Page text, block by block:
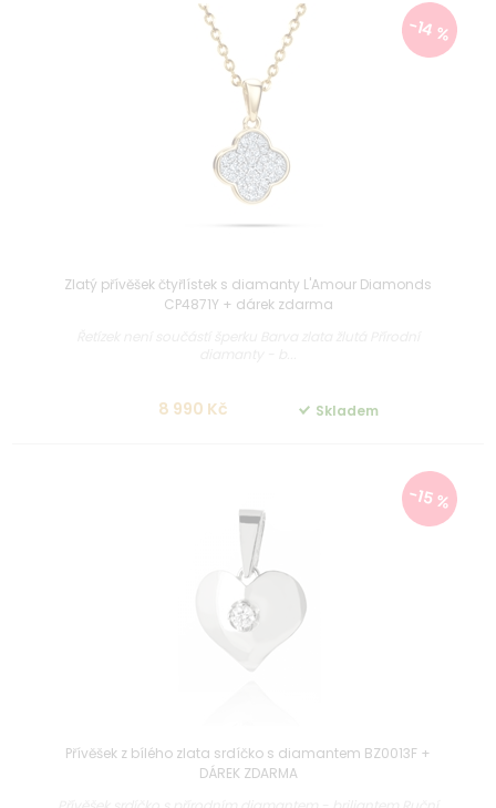
-14 %
Zlatý přívěšek čtyřlístek s diamanty L'Amour Diamonds
CP4871Y + dárek zdarma
8 990 Kč Skladem
-15 %
Přívěšek z bílého zlata srdíčko s diamantem BZ0013F +
DÁREK ZDARMA